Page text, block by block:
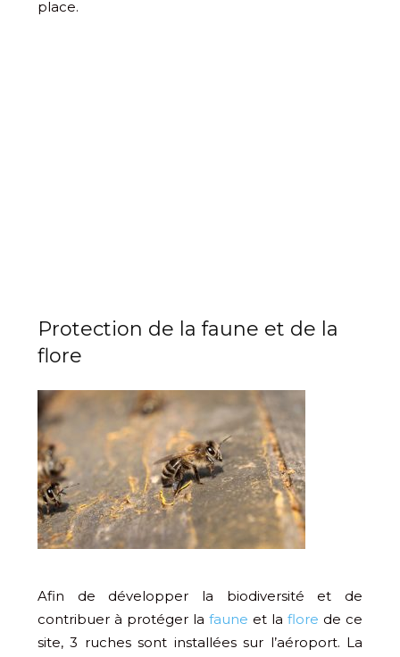
place.
Protection de la faune et de la
flore
Afin de développer la biodiversité et de
contribuer à protéger la faune et la flore de ce
site, 3 ruches sont installées sur l’aéroport. La